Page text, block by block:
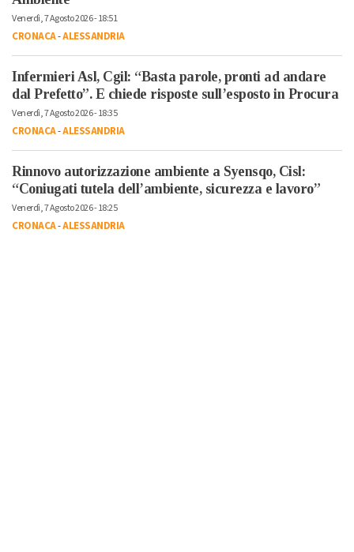
Venerdì, 7 Agosto 2026 - 18:51
CRONACA-ALESSANDRIA
Infermieri Asl, Cgil: “Basta parole, pronti ad andare
dal Prefetto”. E chiede risposte sull’esposto in Procura
Venerdì, 7 Agosto 2026 - 18:35
CRONACA-ALESSANDRIA
Rinnovo autorizzazione ambiente a Syensqo, Cisl:
“Coniugati tutela dell’ambiente, sicurezza e lavoro”
Venerdì, 7 Agosto 2026 - 18:25
CRONACA-ALESSANDRIA